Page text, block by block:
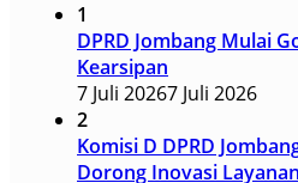
1
DPRD Jombang Mulai
Kearsipan
7 Juli 20267 Juli 2026
2
Komisi D DPRD
Dorong Inovasi